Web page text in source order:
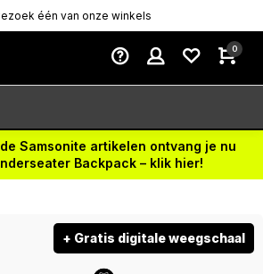
één van onze winkels
0
Samsonite artikelen ontvang je nu
Backpack – klik hier!
+ Gratis digitale weegschaal